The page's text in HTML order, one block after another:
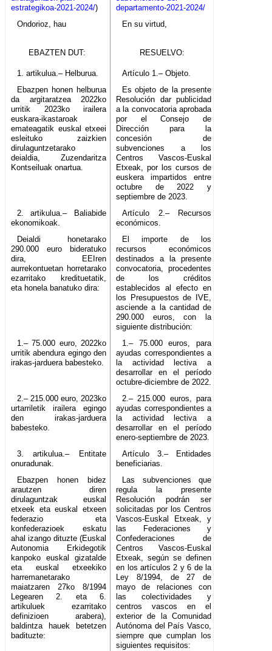
estrategikoa-2021-2024/)
departamento-2021-2024/
Ondorioz, hau
En su virtud,
EBAZTEN DUT: RESUELVO:
1. artikulua.– Helburua.
Artículo 1.– Objeto.
Ebazpen honen helburua
da argitaratzea 2022ko
urritik 2023ko irailera
euskara-ikastaroak
emateagatik euskal etxeei
esleituko zaizkien
dirulaguntzetarako
deialdia, Zuzendaritza
Kontseiluak onartua.
Es objeto de la presente
Resolución dar publicidad
a la convocatoria aprobada
por el Consejo de
Dirección para la
concesión de
subvenciones a los
Centros Vascos-Euskal
Etxeak, por los cursos de
euskera impartidos entre
octubre de 2022 y
septiembre de 2023.
2. artikulua.– Baliabide
ekonomikoak.
Artículo 2.– Recursos
económicos.
Deialdi honetarako
290.000 euro bideratuko
dira, EEIren
aurrekontuetan horretarako
ezarritako kredituetatik,
eta honela banatuko dira:
El importe de los
recursos económicos
destinados a la presente
convocatoria, procedentes
de los créditos
establecidos al efecto en
los Presupuestos de IVE,
asciende a la cantidad de
290.000 euros, con la
siguiente distribución:
1.– 75.000 euro, 2022ko
urritik abendura egingo den
irakas-jarduera babesteko.
1.– 75.000 euros, para
ayudas correspondientes a
la actividad lectiva a
desarrollar en el período
octubre-diciembre de 2022.
2.– 215.000 euro, 2023ko
urtarriletik irailera egingo
den irakas-jarduera
babesteko.
2.– 215.000 euros, para
ayudas correspondientes a
la actividad lectiva a
desarrollar en el período
enero-septiembre de 2023.
3. artikulua.– Entitate
onuradunak.
Artículo 3.– Entidades
beneficiarias.
Ebazpen honen bidez
arautzen diren
dirulaguntzak euskal
etxeek eta euskal etxeen
federazio eta
konfederazioek eskatu
ahal izango dituzte (Euskal
Autonomia Erkidegotik
kanpoko euskal gizatalde
eta euskal etxeekiko
harremanetarako
maiatzaren 27ko 8/1994
Legearen 2. eta 6.
artikuluek ezarritako
definizioen arabera),
baldintza hauek betetzen
badituzte:
Las subvenciones que
regula la presente
Resolución podrán ser
solicitadas por los Centros
Vascos-Euskal Etxeak, y
las Federaciones y
Confederaciones de
Centros Vascos-Euskal
Etxeak, según se definen
en los artículos 2 y 6 de la
Ley 8/1994, de 27 de
mayo de relaciones con
las colectividades y
centros vascos en el
exterior de la Comunidad
Autónoma del País Vasco,
siempre que cumplan los
siguientes requisitos: